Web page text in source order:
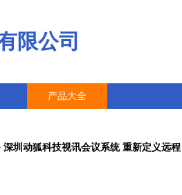
限公司
产品大全
深圳动狐科技视讯会议系统 重新定义远程